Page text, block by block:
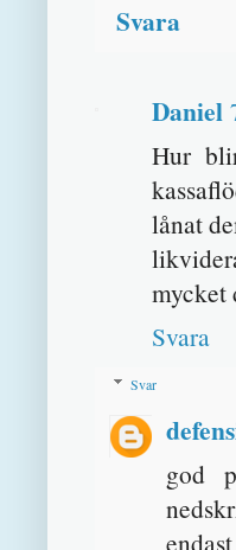
Svara
Daniel
Hur
lånat
mycket
Svara
Svar
god